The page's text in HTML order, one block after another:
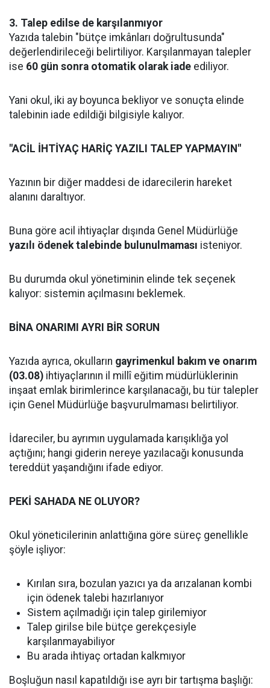
3. Talep edilse de karşılanmıyor
Yazıda talebin "bütçe imkânları doğrultusunda"
değerlendirileceği belirtiliyor. Karşılanmayan talepler
ise 60 gün sonra otomatik olarak iade ediliyor.
Yani okul, iki ay boyunca bekliyor ve sonuçta elinde
talebinin iade edildiği bilgisiyle kalıyor.
"ACİL İHTİYAÇ HARİÇ YAZILI TALEP YAPMAYIN"
Yazının bir diğer maddesi de idarecilerin hareket
alanını daraltıyor.
Buna göre acil ihtiyaçlar dışında Genel Müdürlüğe
yazılı ödenek talebinde bulunulmaması isteniyor.
Bu durumda okul yönetiminin elinde tek seçenek
kalıyor: sistemin açılmasını beklemek.
BİNA ONARIMI AYRI BİR SORUN
Yazıda ayrıca, okulların gayrimenkul bakım ve onarım
(03.08) ihtiyaçlarının il millî eğitim müdürlüklerinin
inşaat emlak birimlerince karşılanacağı, bu tür talepler
için Genel Müdürlüğe başvurulmaması belirtiliyor.
İdareciler, bu ayrımın uygulamada karışıklığa yol
açtığını; hangi giderin nereye yazılacağı konusunda
tereddüt yaşandığını ifade ediyor.
PEKİ SAHADA NE OLUYOR?
Okul yöneticilerinin anlattığına göre süreç genellikle
şöyle işliyor:
Kırılan sıra, bozulan yazıcı ya da arızalanan kombi
için ödenek talebi hazırlanıyor
Sistem açılmadığı için talep girilemiyor
Talep girilse bile bütçe gerekçesiyle
karşılanmayabiliyor
Bu arada ihtiyaç ortadan kalkmıyor
Boşluğun nasıl kapatıldığı ise ayrı bir tartışma başlığı: